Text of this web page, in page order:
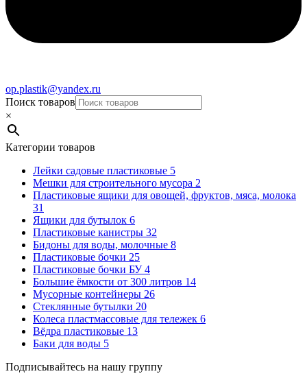
op.plastik@yandex.ru
Поиск товаров
×
Категории товаров
Лейки садовые пластиковые 5
Мешки для строительного мусора 2
Пластиковые ящики для овощей, фруктов, мяса, молока
31
Ящики для бутылок 6
Пластиковые канистры 32
Бидоны для воды, молочные 8
Пластиковые бочки 25
Пластиковые бочки БУ4
Большие ёмкости от 300 литров 14
Мусорные контейнеры 26
Стеклянные бутылки 20
Колеса пластмассовые для тележек 6
Вёдра пластиковые 13
Баки для воды 5
Подписывайтесь на нашу группу